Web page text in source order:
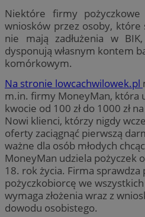
Niektóre firmy pożyczkowe
wniosków przez osoby, które
nie mają zadłużenia w
dysponują własnym kontem
komórkowym.
Na stronie lowcachwilowek.pl
m.in. firmy MoneyMan, która
kwocie od 100 zł do 1000 zł
Nowi klienci, którzy nigdy
oferty zaciągnąć pierwszą
ważne dla osób młodych
MoneyMan udziela pożyczek
18. rok życia. Firma
pożyczkobiorcę we wszystkich
wymaga złożenia wraz z
dowodu osobistego.